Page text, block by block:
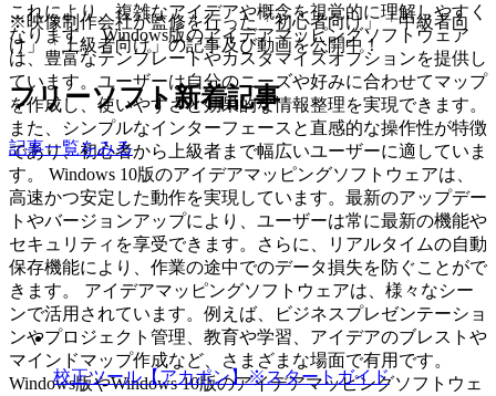
これにより、複雑なアイデアや概念を視覚的に理解しやすく
なります。 Windows版のアイデアマッピングソフトウェア
は、豊富なテンプレートやカスタマイズオプションを提供し
ています。ユーザーは自分のニーズや好みに合わせてマップ
を作成し、使いやすさと効果的な情報整理を実現できます。
また、シンプルなインターフェースと直感的な操作性が特徴
であり、初心者から上級者まで幅広いユーザーに適していま
す。 Windows 10版のアイデアマッピングソフトウェアは、
高速かつ安定した動作を実現しています。最新のアップデー
トやバージョンアップにより、ユーザーは常に最新の機能や
セキュリティを享受できます。さらに、リアルタイムの自動
保存機能により、作業の途中でのデータ損失を防ぐことがで
きます。 アイデアマッピングソフトウェアは、様々なシー
ンで活用されています。例えば、ビジネスプレゼンテーショ
ンやプロジェクト管理、教育や学習、アイデアのブレストや
マインドマップ作成など、さまざまな場面で有用です。
Windows版やWindows 10版のアイデアマッピングソフトウェ
※映像制作会社が監修を行った「初心者向け」「中級者向
け」「上級者向け」の記事及び動画を公開中！
フリーソフト新着記事
記事一覧をみる
校正ツール【アカポン】※スタートガイド